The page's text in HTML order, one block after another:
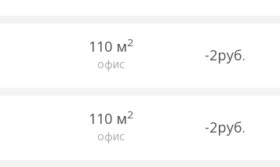
110 м2
офис -2руб.
110 м2
офис -2руб.